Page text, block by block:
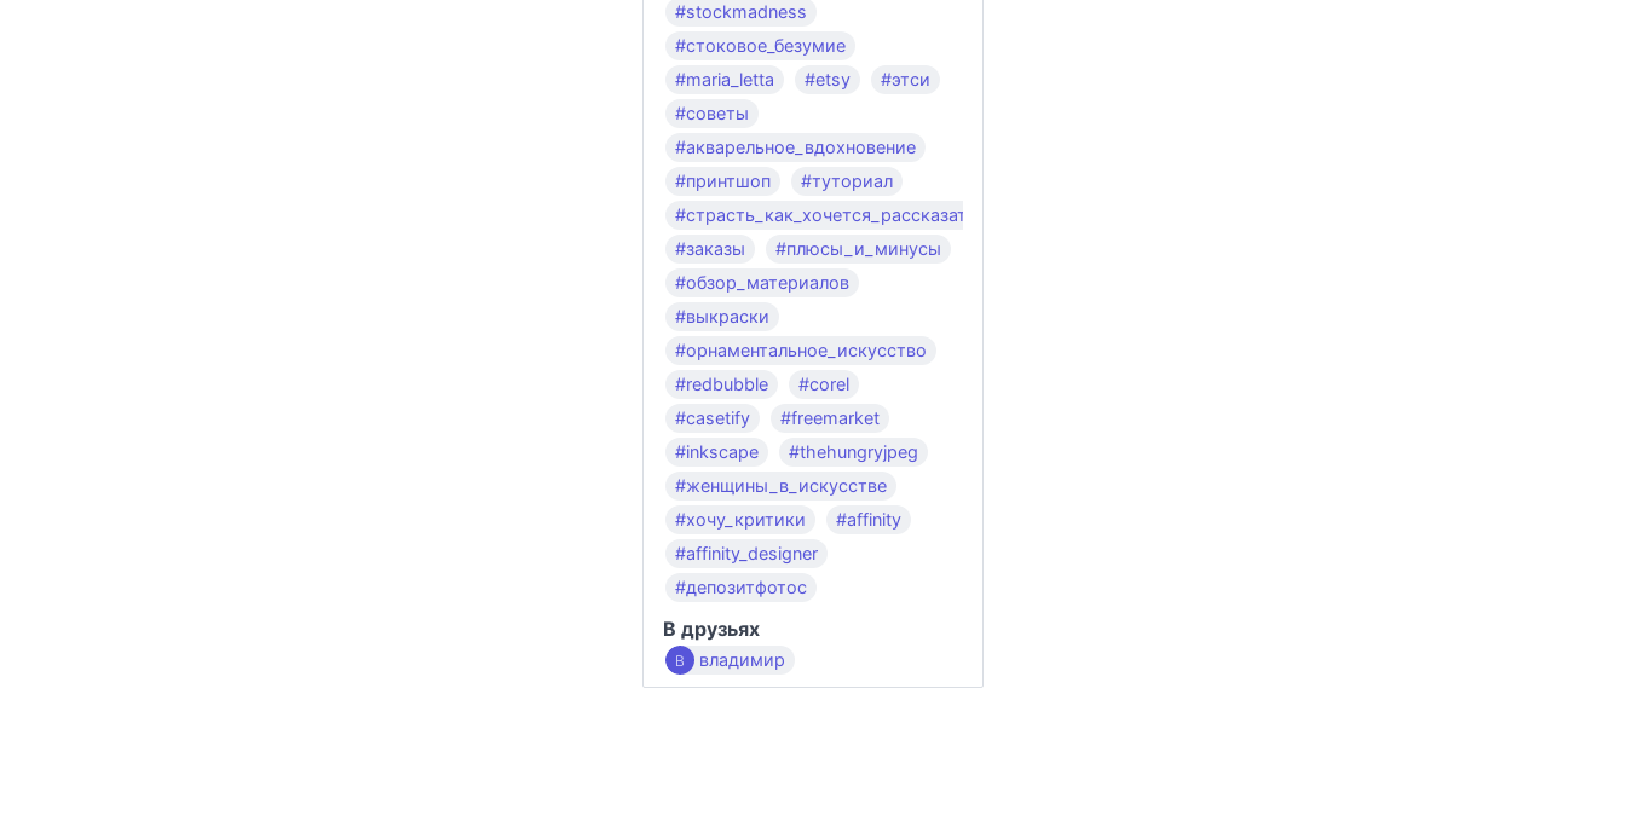
#stockmadness
#стоковое_безумие
#maria_letta
#etsy
#этси
#советы
#акварельное_вдохновение
#принтшоп
#туториал
#страсть_как_хочется_рассказать
#заказы
#плюсы_и_минусы
#обзор_материалов
#выкраски
#орнаментальное_искусство
#redbubble
#corel
#casetify
#freemarket
#inkscape
#thehungryjpeg
#женщины_в_искусстве
#хочу_критики
#affinity
#affinity_designer
#депозитфотос
В друзьях
владимир